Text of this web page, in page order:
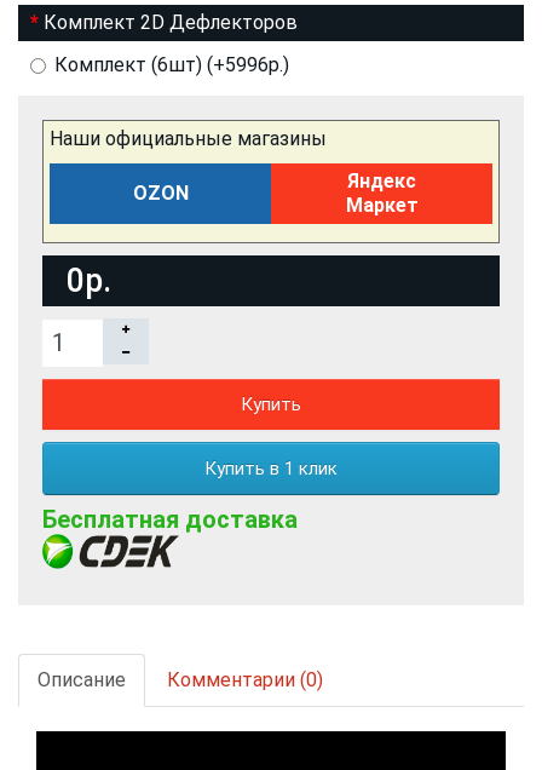
Комплект 2D Дефлекторов
Комплект (6шт) (+5996р.)
Наши официальные магазины
OZON
Яндекс
Маркет
0р.
Купить
Купить в 1 клик
Бесплатная доставка
Описание Комментарии (0)